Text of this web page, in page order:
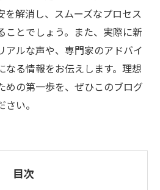
を解消し、スムーズなプロセス
ことでしょう。また、実際に新
アルな声や、専門家のアドバイ
なる情報をお伝えします。理想
めの第一歩を、ぜひこのブログ
い。
目次